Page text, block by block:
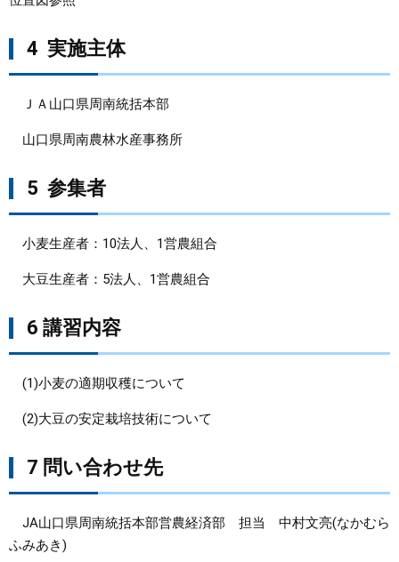
4 実施主体
ＪＡ山口県周南統括本部
山口県周南農林水産事務所
5 参集者
小麦生産者：10法人、1営農組合
大豆生産者：5法人、1営農組合
6 講習内容
(1)小麦の適期収穫について
(2)大豆の安定栽培技術について
7 問い合わせ先
JA山口県周南統括本部営農経済部 担当 中村文亮(なかむら
ふみあき)